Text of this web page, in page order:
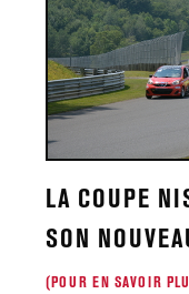
LA COUPE
SON
(POUR EN SAVOIR